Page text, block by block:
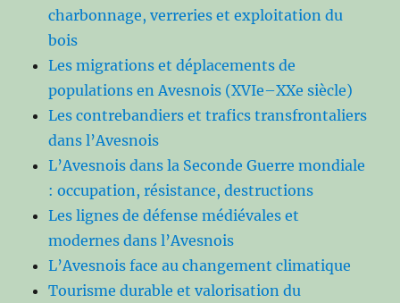
charbonnage, verreries et exploitation du
bois
Les migrations et déplacements de
populations en Avesnois (XVIe–XXe siècle)
Les contrebandiers et trafics transfrontaliers
dans l’Avesnois
L’Avesnois dans la Seconde Guerre mondiale
: occupation, résistance, destructions
Les lignes de défense médiévales et
modernes dans l’Avesnois
L’Avesnois face au changement climatique
Tourisme durable et valorisation du